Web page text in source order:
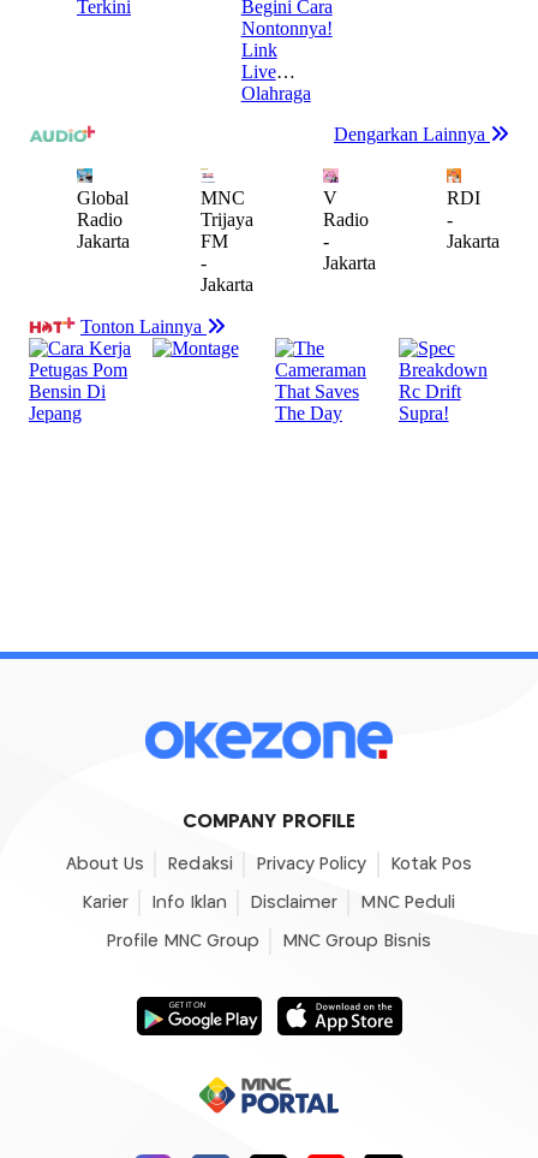
COMPANY PROFILE
About Us Redaksi Privacy Policy Kotak Pos
Karier Info Iklan Disclaimer MNC Peduli
Profile MNC Group MNC Group Bisnis